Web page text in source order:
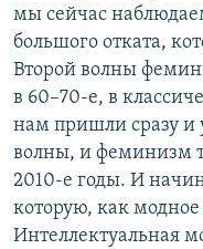
мы сейчас
большого отката,
Второй волны
в 60–70-е, в
нам пришли сразу и
волны, и феминизм
2010-е годы. И
которую, как
Интеллектуальная